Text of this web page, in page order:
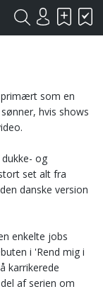
primært som en
hvis shows
og
set alt fra
danske version
enkelte jobs
i 'Rend mig i
karrikerede
af serien om